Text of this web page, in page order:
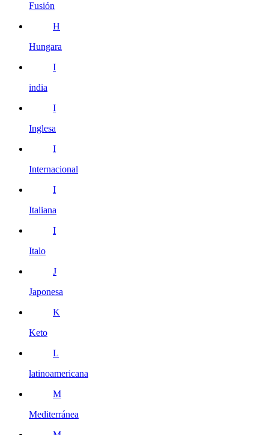
Fusión
H
Hungara
I
india
I
Inglesa
I
Internacional
I
Italiana
I
Italo
J
Japonesa
K
Keto
L
latinoamericana
M
Mediterránea